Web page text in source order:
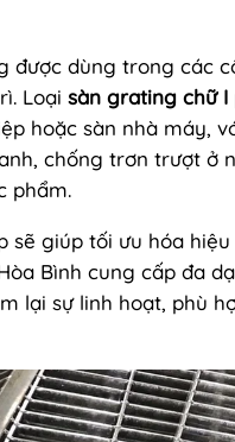
được dùng trong các
Loại sàn grating chữ I
hoặc sàn nhà máy,
chống trơn trượt ở
phẩm.
sẽ giúp tối ưu hóa
Bình cung cấp đa
lại sự linh hoạt, phù